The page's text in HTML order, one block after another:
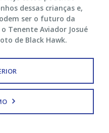
dessas crianças e,
ser o futuro da
Tenente Aviador Josué
de Black Hawk.